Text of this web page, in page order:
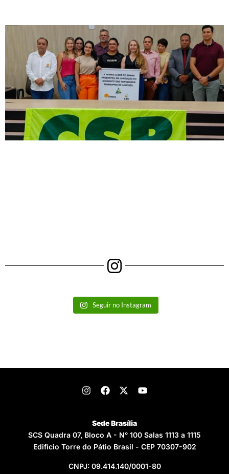
Seguir no Instagram
Sede Brasília
SCS Quadra 07, Bloco A - N° 100 Salas 1113 a 1115
Edifício Torre do Pátio Brasil - CEP 70307-902
CNPJ: 09.414.140/0001-80